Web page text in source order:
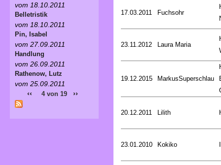
17.03.2011 Fuchsohr
23.11.2012 Laura Maria
19.12.2015 MarkusSuperschlau
20.12.2011 Lilith
23.01.2010 Kokiko
vom 18.10.2011
Belletristik
vom 18.10.2011
Pin, Isabel
vom 27.09.2011
Handlung
vom 26.09.2011
Rathenow, Lutz
vom 25.09.2011
‹‹ 4 von 19 ››